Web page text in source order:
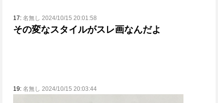
17: 名無し 2024/10/15 20:01:58
その変なスタイルがスレ画なんだよ
19: 名無し 2024/10/15 20:03:44